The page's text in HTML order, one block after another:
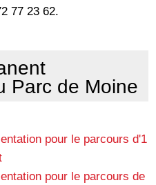
77 23 62.
Parc de Moine
pour le parcours d'1
pour le parcours de